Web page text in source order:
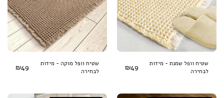
שטיח וופל שמנת - מידות
לבחירה
₪49
שטיח וופל מוקה - מידות
לבחירה
₪49